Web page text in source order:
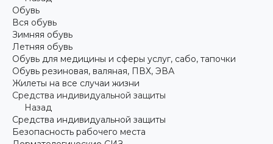
Обувь
Вся обувь
Зимняя обувь
Летняя обувь
Обувь для медицины и сферы услуг, сабо, тапочки
Обувь резиновая, валяная, ПВХ, ЭВА
Жилеты на все случаи жизни
Средства индивидуальной защиты
Назад
Средства индивидуальной защиты
Безопасность рабочего места